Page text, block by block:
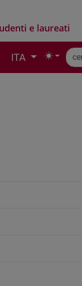
e laureati
ITA